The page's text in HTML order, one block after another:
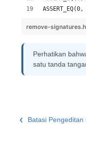
remove-signatures.h
Perhatikan
satu tanda
Batasi